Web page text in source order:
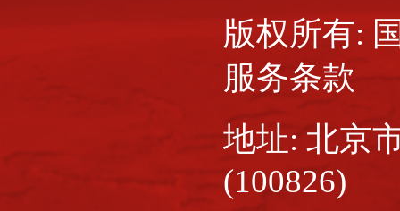
版权所有
服务条款
地址: 北京
(100826)